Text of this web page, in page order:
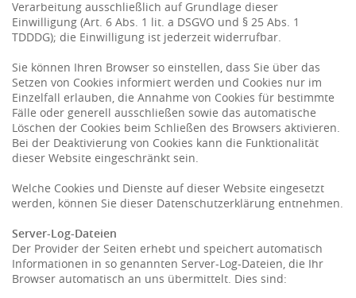
Verarbeitung ausschließlich auf Grundlage dieser
Einwilligung (Art. 6 Abs. 1 lit. a DSGVO und § 25 Abs. 1
TDDDG); die Einwilligung ist jederzeit widerrufbar.
Sie können Ihren Browser so einstellen, dass Sie über das
Setzen von Cookies informiert werden und Cookies nur im
Einzelfall erlauben, die Annahme von Cookies für bestimmte
Fälle oder generell ausschließen sowie das automatische
Löschen der Cookies beim Schließen des Browsers aktivieren.
Bei der Deaktivierung von Cookies kann die Funktionalität
dieser Website eingeschränkt sein.
Welche Cookies und Dienste auf dieser Website eingesetzt
werden, können Sie dieser Datenschutzerklärung entnehmen.
Server-Log-Dateien
Der Provider der Seiten erhebt und speichert automatisch
Informationen in so genannten Server-Log-Dateien, die Ihr
Browser automatisch an uns übermittelt. Dies sind: